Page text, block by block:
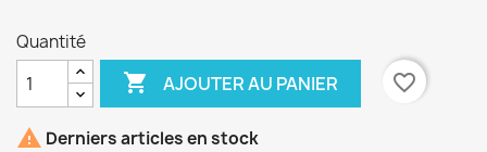
Quantité
 AJOUTER AU PANIER favorite_border
 Derniers articles en stock